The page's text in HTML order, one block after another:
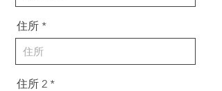
住所
住所 2